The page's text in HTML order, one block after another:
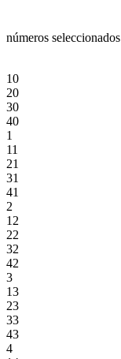
números seleccionados
10
20
30
40
1
11
21
31
41
2
12
22
32
42
3
13
23
33
43
4